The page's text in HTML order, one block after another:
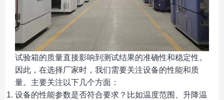
试验箱的质量直接影响到测试结果的准确性和稳定性。
因此，在选择厂家时，我们需要关注设备的性能和质
量。主要关注以下几个方面：
设备的性能参数是否符合要求？比如温度范围、升降温